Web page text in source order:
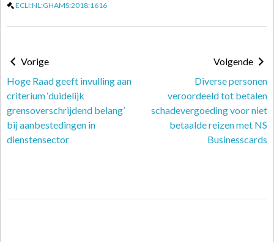
ECLI:NL:GHAMS:2018:1616
Vorige
Hoge Raad geeft invulling aan
criterium ‘duidelijk
grensoverschrijdend belang’
bij aanbestedingen in
dienstensector
Volgende
Diverse personen
veroordeeld tot betalen
schadevergoeding voor niet
betaalde reizen met NS
Businesscards